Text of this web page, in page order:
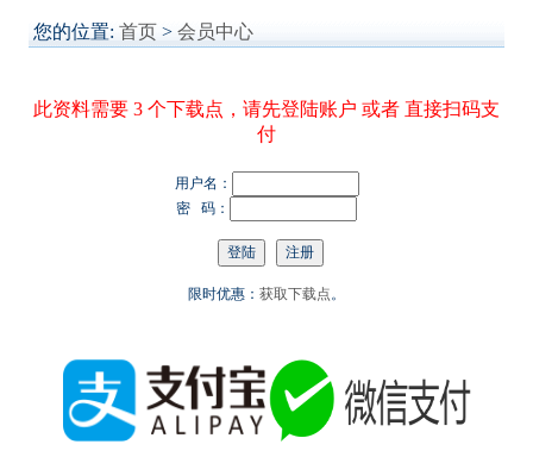
您的位置: 首页 > 会员中心
此资料需要 3 个下载点，请先登陆账户 或者 直接扫码支
付
用户名：
密 码：
限时优惠： 获取下载点。